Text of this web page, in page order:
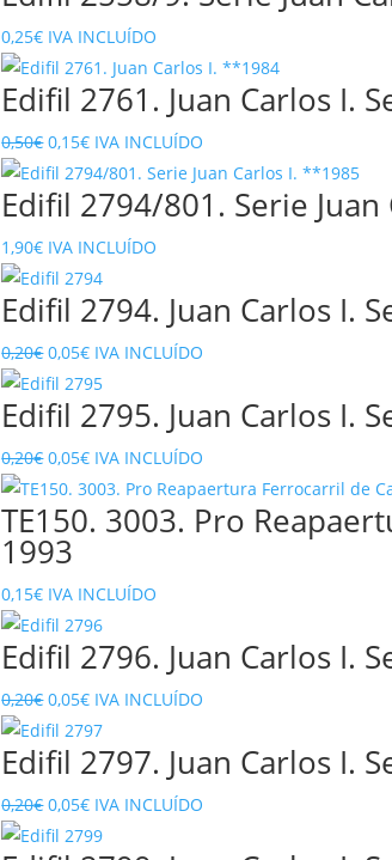
0,25€ IVA INCLUÍDO
Edifil 2761. Juan Carlos I.
0,50€El
precio
original
0,15€El
precio
actual
IVA INCLUÍDO
Edifil 2794/801. Serie
1,90€ IVA INCLUÍDO
Edifil 2794. Juan Carlos I.
0,20€El
precio
original
0,05€El
precio
actual
IVA INCLUÍDO
Edifil 2795. Juan Carlos I.
0,20€El
precio
original
era:
0,05€El
precio
actual
0,05€.
IVA INCLUÍDO
TE150. 3003. Pro
1993
0,15€ IVA INCLUÍDO
Edifil 2796. Juan Carlos I.
0,20€El
precio
original
0,05€El
precio
actual
IVA INCLUÍDO
Edifil 2797. Juan Carlos I.
0,20€El
precio
0,05€El
precio
IVA INCLUÍDO